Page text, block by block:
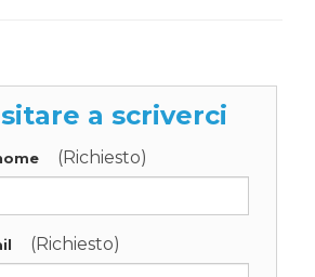
a scriverci
(Richiesto)
(Richiesto)